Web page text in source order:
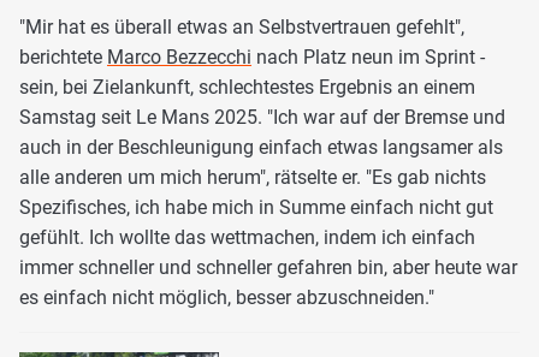
"Mir hat es überall etwas an Selbstvertrauen gefehlt",
berichtete Marco Bezzecchi nach Platz neun im Sprint -
sein, bei Zielankunft, schlechtestes Ergebnis an einem
Samstag seit Le Mans 2025. "Ich war auf der Bremse und
auch in der Beschleunigung einfach etwas langsamer als
alle anderen um mich herum", rätselte er. "Es gab nichts
Spezifisches, ich habe mich in Summe einfach nicht gut
gefühlt. Ich wollte das wettmachen, indem ich einfach
immer schneller und schneller gefahren bin, aber heute war
es einfach nicht möglich, besser abzuschneiden."